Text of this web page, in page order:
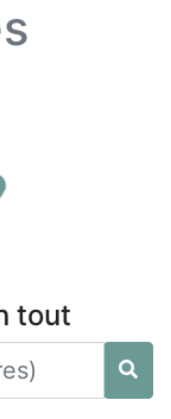
tout